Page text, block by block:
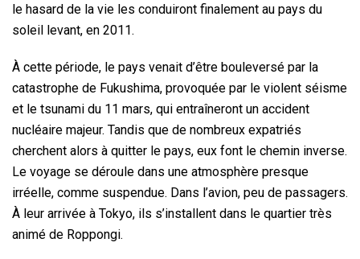
le hasard de la vie les conduiront finalement au pays du
soleil levant, en 2011.
À cette période, le pays venait d’être bouleversé par la
catastrophe de Fukushima, provoquée par le violent séisme
et le tsunami du 11 mars, qui entraîneront un accident
nucléaire majeur. Tandis que de nombreux expatriés
cherchent alors à quitter le pays, eux font le chemin inverse.
Le voyage se déroule dans une atmosphère presque
irréelle, comme suspendue. Dans l’avion, peu de passagers.
À leur arrivée à Tokyo, ils s’installent dans le quartier très
animé de Roppongi.